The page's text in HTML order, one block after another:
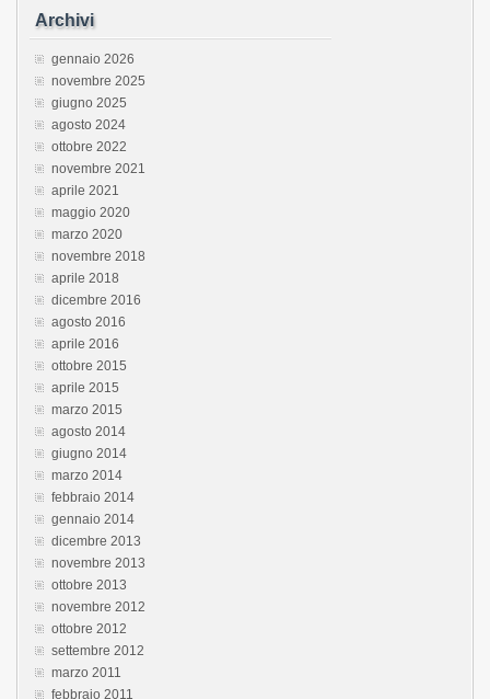
Archivi
gennaio 2026
novembre 2025
giugno 2025
agosto 2024
ottobre 2022
novembre 2021
aprile 2021
maggio 2020
marzo 2020
novembre 2018
aprile 2018
dicembre 2016
agosto 2016
aprile 2016
ottobre 2015
aprile 2015
marzo 2015
agosto 2014
giugno 2014
marzo 2014
febbraio 2014
gennaio 2014
dicembre 2013
novembre 2013
ottobre 2013
novembre 2012
ottobre 2012
settembre 2012
marzo 2011
febbraio 2011